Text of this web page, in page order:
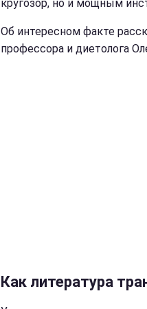
кругозор, но и мощным
Об интересном факте
профессора и диетолога
Как литература